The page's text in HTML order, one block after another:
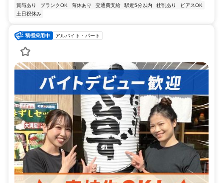
賞与あり
ブランクOK 育休あり 交通費支給 駅近5分以内 社割あり
ピアスOK
土日祝休み
アルバイト・パート